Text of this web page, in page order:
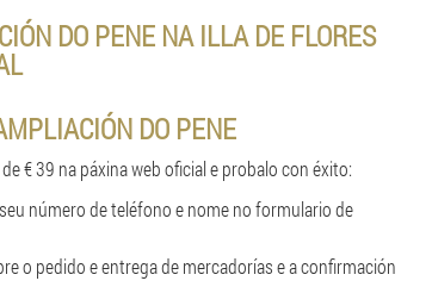
DO PENE NA ILLA DE FLORES
DO PENE
€ 39 na páxina web oficial e probalo con éxito:
número de teléfono e nome no formulario de
o pedido e entrega de mercadorías e a confirmación